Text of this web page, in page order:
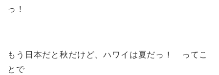
っ！
もう日本だと秋だけど、ハワイは夏だっ！ ってこ
とで